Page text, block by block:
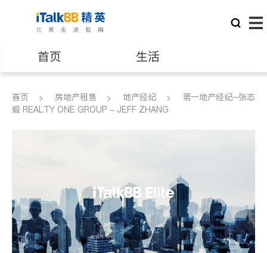
首页 生活
医生 律师
养老 非盈利组织
首页 房地产租售 地产经纪
第一地产经纪─张志
毅 REALTY ONE GROUP - JEFF ZHANG